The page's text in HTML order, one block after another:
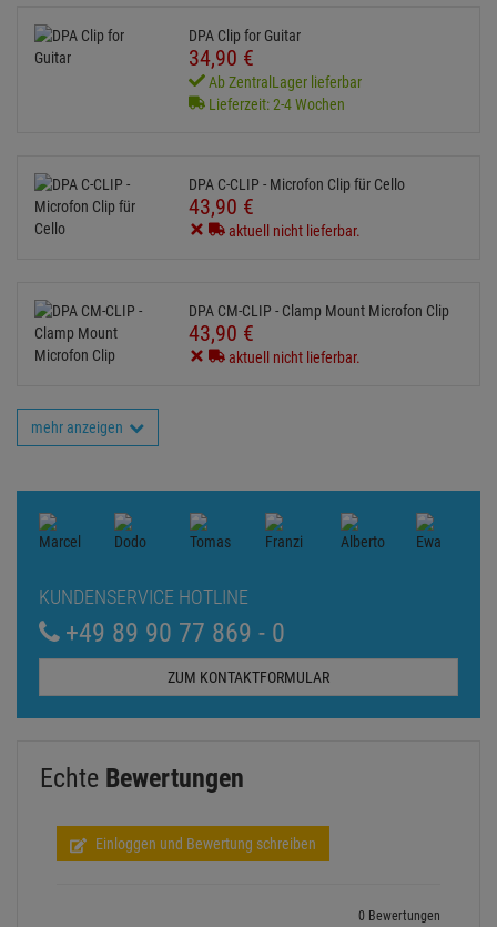
DPA Clip for Guitar
34,90 €
Ab ZentralLager lieferbar
Lieferzeit: 2-4 Wochen
DPA C-CLIP - Microfon Clip für Cello
43,90 €
aktuell nicht lieferbar.
DPA CM-CLIP - Clamp Mount Microfon Clip
43,90 €
aktuell nicht lieferbar.
mehr anzeigen
KUNDENSERVICE HOTLINE
+49 89 90 77 869 - 0
ZUM KONTAKTFORMULAR
Echte Bewertungen
Einloggen und Bewertung schreiben
0 Bewertungen